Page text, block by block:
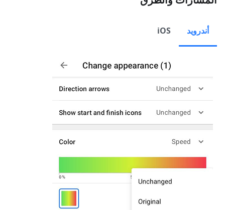
أندرويد iOS